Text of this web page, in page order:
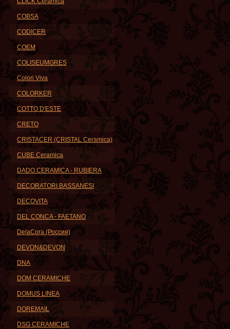
COBSA
CODICER
COEM
COLISEUMGRES
Colori Viva
COLORKER
COTTO D'ESTE
CRETO
CRISTACER (CRISTAL Ceramica)
CUBE Ceramica
DADO CERAMICA - RUBIERA
DECORATORI BASSANESI
DECOVITA
DEL CONCA - FAETANO
DelaCora (Россия)
DEVON&DEVON
DNA
DOM CERAMICHE
DOMUS LINEA
DOREMAIL
DSG CERAMICHE